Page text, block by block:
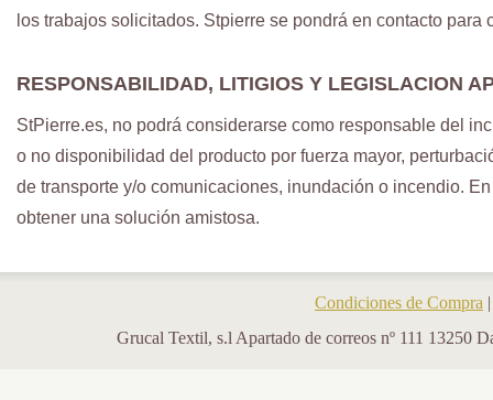
los trabajos solicitados. Stpierre se pondrá en contacto
RESPONSABILIDAD, LITIGIOS Y LEGISLACION
StPierre.es, no podrá considerarse como responsable del
o no disponibilidad del producto por fuerza mayor,
de transporte y/o comunicaciones, inundación o incendio.
obtener una solución amistosa.
Condiciones de Compra
Grucal Textil, s.l Apartado de correos nº 111 13250